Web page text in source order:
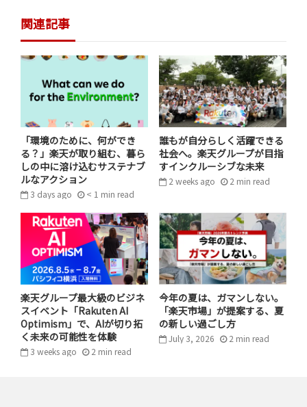
用できる。
即時応答性 –デバイス上でAIが動作するため、クラ
ウド型ソリューションで発生しやすい遅延がなく、
即時に結果を返答できる。
高いプライバシー性 –
データをローカル環境で処理
することで、機密情報を端末内に留め、より高いレ
ベルのプライバシーを確保できる。
ティン・ツァイは「職場でも自宅でも飛行機でも、エー
ジェントにアクセスしながら、『楽天エコシステム（経
済圏）』上のサービスをシームレスに利用できます。ク
ラウド接続が必要なブラウザ作業とは異なり、デスクト
ップ版『Rakuten AI』はタスクをローカル環境で直接実
行することができるため、より高いプライバシー性を実
現します」とオンデバイスAIプラットフォームの利点に
ついて述べました。
関連記事
「環境のために、何ができ
る？」楽天が取り組む、暮ら
しの中に溶け込むサステナブ
ルなアクション
3 days ago < 1 min read
誰もが自分らしく活躍できる
社会へ。楽天グループが目指
すインクルーシブな未来
2 weeks ago 2 min read
楽天グループ最大級のビジネ
スイベント「Rakuten AI
Optimism」で、AIが切り拓
く未来の可能性を体験
3 weeks ago 2 min read
今年の夏は、ガマンしない。
「楽天市場」が提案する、夏
の新しい過ごし方
July 3, 2026 2 min read